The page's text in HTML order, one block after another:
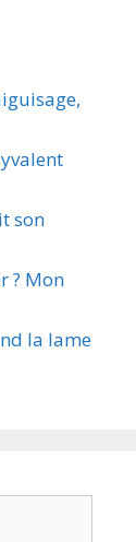
son
? Mon
la lame